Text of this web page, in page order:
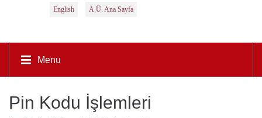
English A.Ü. Ana Sayfa
Menu
Pin Kodu İşlemleri